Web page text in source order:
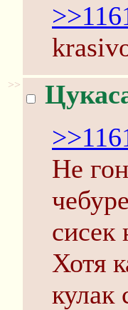
>>
Не
сисек
Хотя
кулак